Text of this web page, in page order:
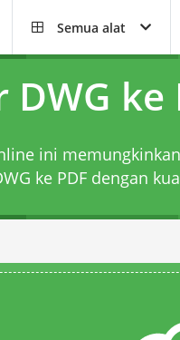
Semua alat
ke
ini
ke PDF dengan